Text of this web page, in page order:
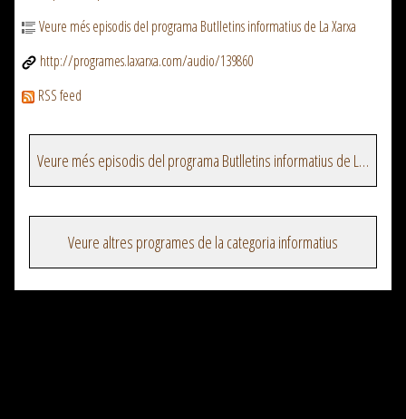
Veure més episodis del programa Butlletins informatius de La Xarxa
http://programes.laxarxa.com/audio/139860
RSS feed
Veure més episodis del programa Butlletins informatius de La Xarxa
Veure altres programes de la categoria informatius